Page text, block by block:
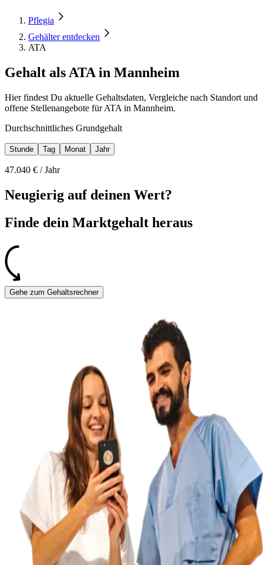
Pflegia
Gehälter entdecken
ATA
Gehalt als ATA in Mannheim
Hier findest Du aktuelle Gehaltsdaten, Vergleiche nach Standort und
offene Stellenangebote für ATA in Mannheim.
Durchschnittliches Grundgehalt
Stunde Tag Monat Jahr
47.040 € /Jahr
Neugierig auf deinen Wert?
Finde dein Marktgehalt heraus
Gehe zum Gehaltsrechner